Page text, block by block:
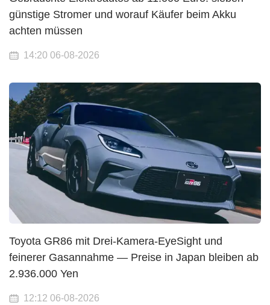
günstige Stromer und worauf Käufer beim Akku
achten müssen
14:20 06-08-2026
Toyota GR86 mit Drei-Kamera-EyeSight und
feinerer Gasannahme — Preise in Japan bleiben ab
2.936.000 Yen
12:12 06-08-2026